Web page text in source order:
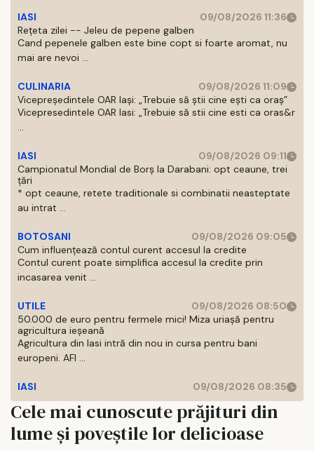
IASI
09/08/2026 11:36
Rețeta zilei -- Jeleu de pepene galben
Cand pepenele galben este bine copt si foarte aromat, nu
mai are nevoi ...
CULINARIA
09/08/2026 11:09
Vicepreședintele OAR Iași: „Trebuie să știi cine ești ca oraș”
Vicepresedintele OAR Iasi: „Trebuie să stii cine esti ca oras&r
...
IASI
09/08/2026 09:11
Campionatul Mondial de Borș la Darabani: opt ceaune, trei
țări
* opt ceaune, retete traditionale si combinatii neasteptate
au intrat ...
BOTOSANI
09/08/2026 09:05
Cum influențează contul curent accesul la credite
Contul curent poate simplifica accesul la credite prin
incasarea venit ...
UTILE
09/08/2026 08:50
50.000 de euro pentru fermele mici! Miza uriașă pentru
agricultura ieșeană
Agricultura din Iasi intră din nou in cursa pentru bani
europeni. AFI ...
IASI 09/08/2026 08:35
Cele mai cunoscute prăjituri din
lume și poveștile lor delicioase